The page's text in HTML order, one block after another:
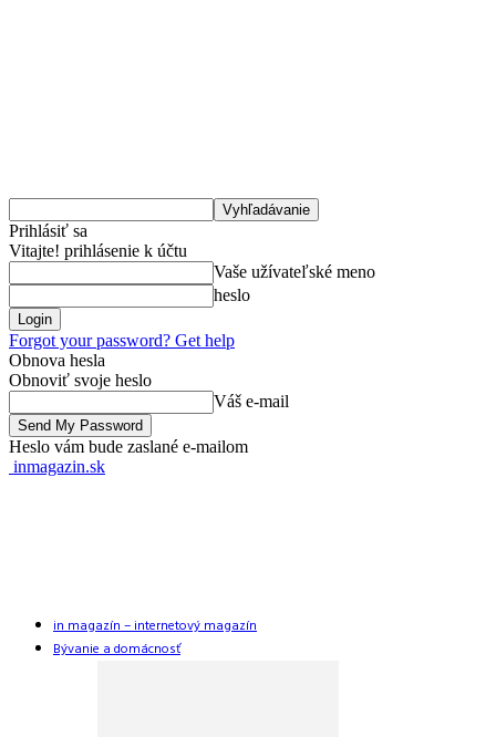
Prihlásiť sa
Vitajte! prihlásenie k účtu
Vaše užívateľské meno
heslo
Forgot your password? Get help
Obnova hesla
Obnoviť svoje heslo
Váš e-mail
Heslo vám bude zaslané e-mailom
inmagazin.sk
in magazín – internetový magazín
Bývanie a domácnosť